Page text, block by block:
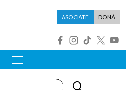
Menú asociate
ASOCIATE DONÁ